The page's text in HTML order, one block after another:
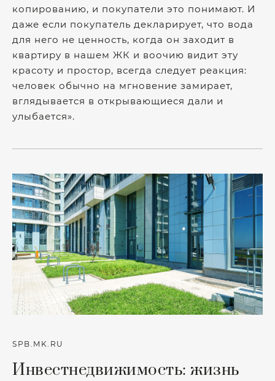
копированию, и покупатели это понимают. И
даже если покупатель декларирует, что вода
для него не ценность, когда он заходит в
квартиру в нашем ЖК и воочию видит эту
красоту и простор, всегда следует реакция:
человек обычно на мгновение замирает,
вглядывается в открывающиеся дали и
улыбается».
SPB.MK.RU
Инвестнедвижимость: жизнь